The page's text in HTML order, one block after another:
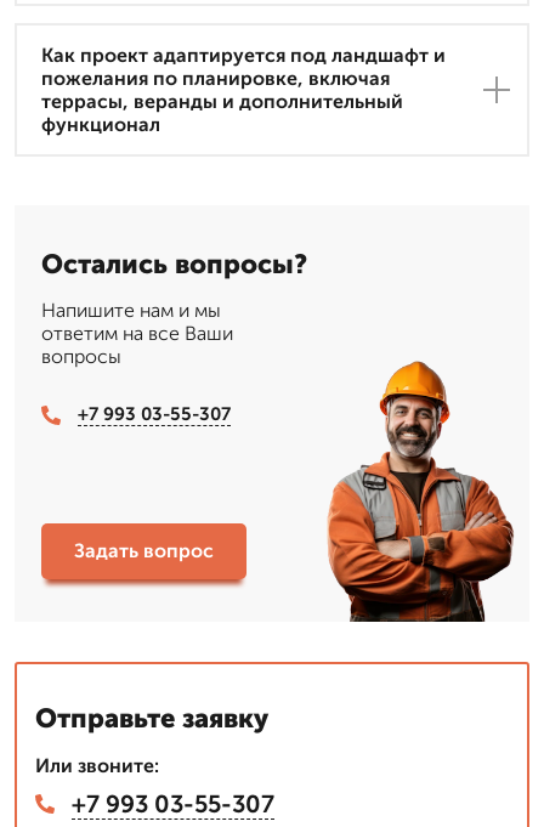
Как проект адаптируется под ландшафт и
пожелания по планировке, включая
террасы, веранды и дополнительный
функционал
Остались вопросы?
Напишите нам и мы
ответим на все Ваши
вопросы
+7 993 03-55-307
Задать вопрос
Отправьте заявку
Или звоните:
+7 993 03-55-307